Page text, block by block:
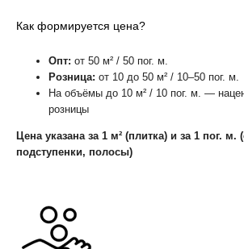
Как формируется цена?
Опт: от 50 м² / 50 пог. м.
Розница: от 10 до 50 м² / 10–50 пог. м.
На объёмы до 10 м² / 10 пог. м. —
розницы
Цена указана за 1 м² (плитка) и за 1 пог. м.
подступенки, полосы)